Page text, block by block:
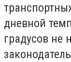
дневной
градусов не